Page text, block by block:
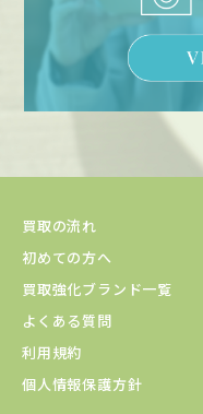
買取の流れ
初めての方へ
買取強化ブランド一覧
よくある質問
利用規約
個人情報保護方針